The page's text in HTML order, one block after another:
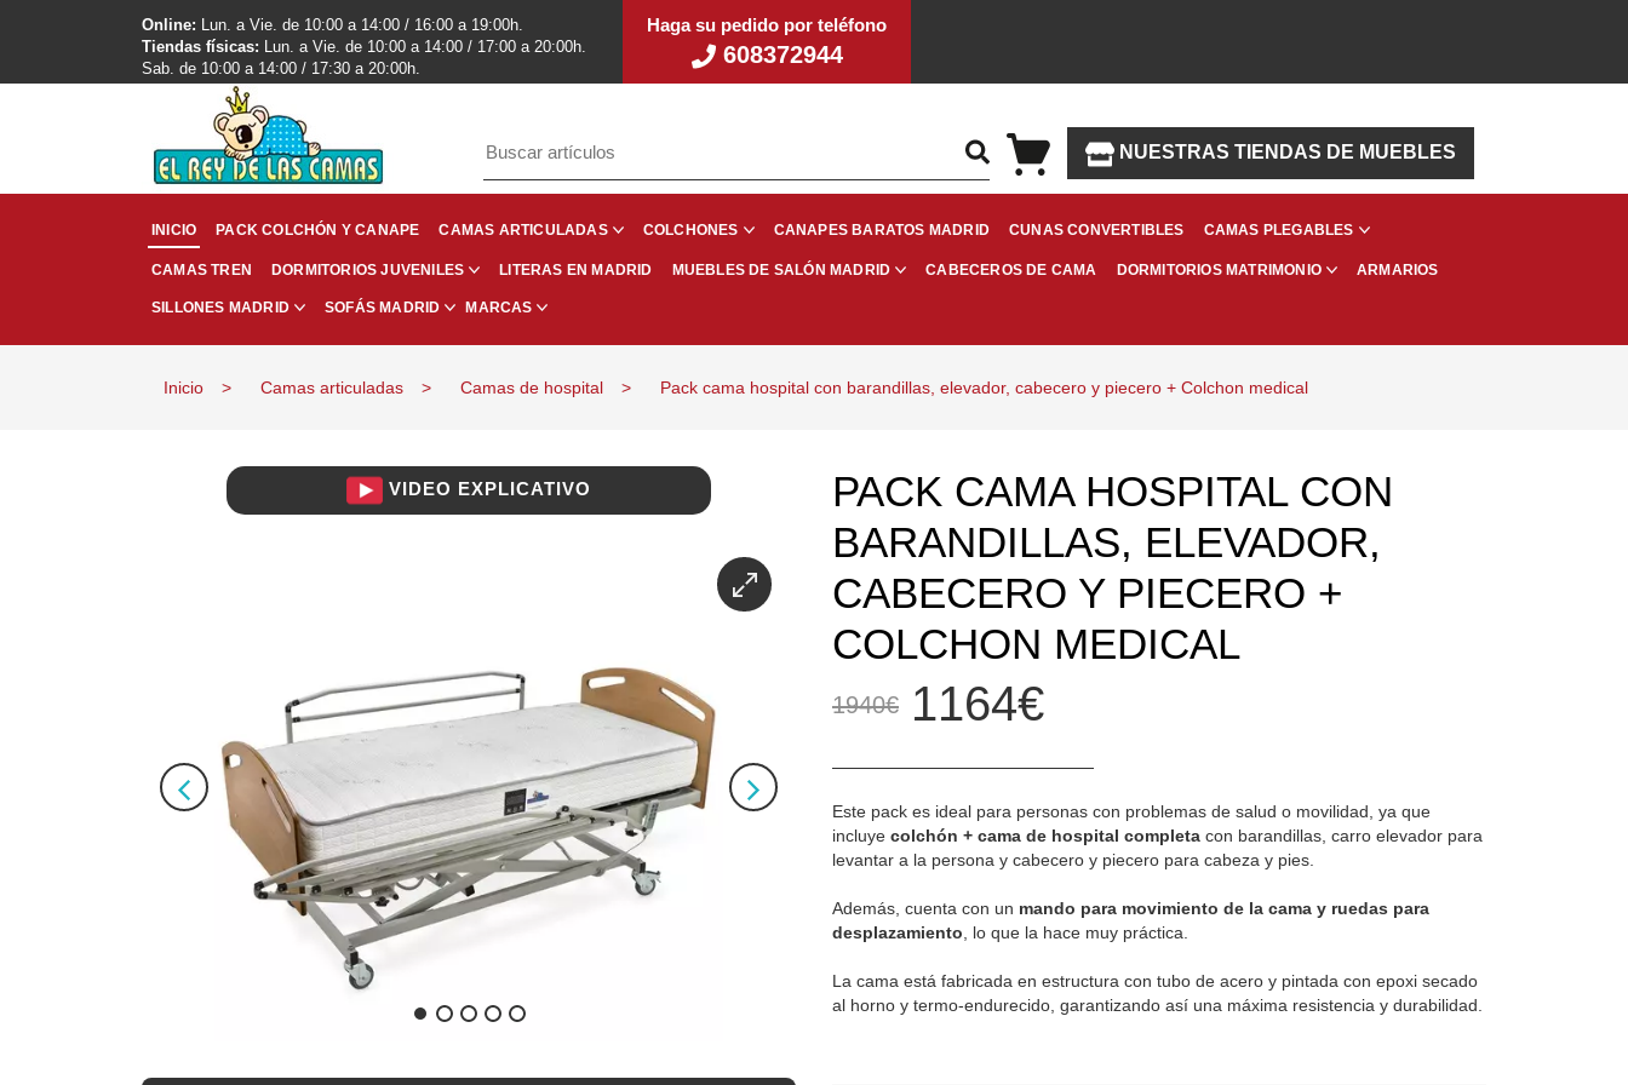
Online: Lun. a Vie. de 10:00 a 14:00 / 16:00 a 19:00h.
Tiendas físicas: Lun. a Vie. de 10:00 a 14:00 / 17:00 a 20:00h.
Sab. de 10:00 a 14:00 / 17:30 a 20:00h.
Haga su pedido por teléfono
608372944
NUESTRAS TIENDAS DE MUEBLES
INICIO PACK COLCHÓN Y CANAPE CAMAS ARTICULADAS COLCHONES CANAPES BARATOS MADRID CUNAS CONVERTIBLES CAMAS PLEGABLES
CAMAS TREN DORMITORIOS JUVENILES LITERAS EN MADRID MUEBLES DE SALÓN MADRID CABECEROS DE CAMA DORMITORIOS MATRIMONIO ARMARIOS
SILLONES MADRID SOFÁS MADRID MARCAS
Inicio Camas articuladas Camas de hospital Pack cama hospital con barandillas, elevador, cabecero y piecero + Colchon medical
VIDEO EXPLICATIVO
PACK CAMA HOSPITAL CON
BARANDILLAS, ELEVADOR,
CABECERO Y PIECERO +
COLCHON MEDICAL
1940€ 1164€
Este pack es ideal para personas con problemas de salud o movilidad, ya que
incluye colchón + cama de hospital completa con barandillas, carro elevador para
levantar a la persona y cabecero y piecero para cabeza y pies.
Además, cuenta con un mando para movimiento de la cama y ruedas para
desplazamiento, lo que la hace muy práctica.
La cama está fabricada en estructura con tubo de acero y pintada con epoxi secado
al horno y termo-endurecido, garantizando así una máxima resistencia y durabilidad.